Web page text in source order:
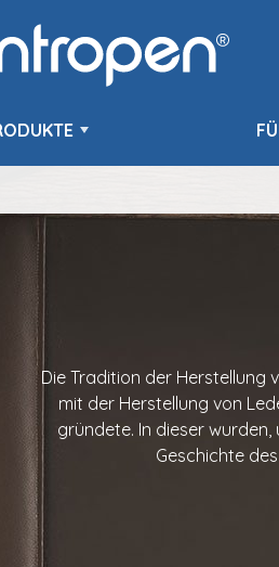
Die Tradition der Herstellung
mit der Herstellung von
gründete. In dieser
Geschichte